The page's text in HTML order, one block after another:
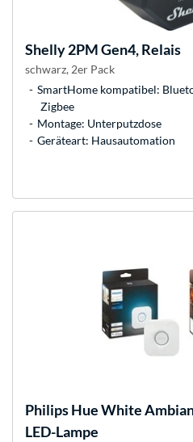
Shelly2PM Gen4, Relais
schwarz, 2er Pack
SmartHome kompatibel:
Zigbee
Montage: Unterputzdose
Geräteart: Hausautomation
Philips HueWhite
LED-Lampe